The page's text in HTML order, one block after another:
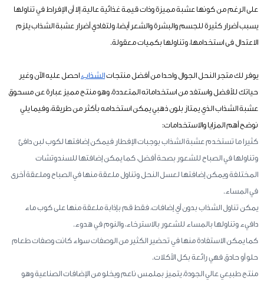
على الرغم من كونها عشبة مميزة وذات قيمة غذائية عالية، إلا أن الإفراط في تناولها
يسبب أضرار كثيرة للجسم والبشرة والشعر أيضا، ولتفادي أضرار عشبة الشذاب يلزم
الاعتدال فى استخدامها، وتناولها بكميات معقولة.
يوفر لك متجر النحل الجوال واحدا من أفضل منتجاتالشذاب،احصل عليه الآن وغير
حياتك للأفضل واستفد من استخداماته المتعددة، وهو منتج مميز عبارة عن مسحوق
عشبة الشذاب الذي يمتاز بلون ذهبي يمكن استخدامه بأكثر من طريقة، وفيما يلي
نوضح أهم المزايا والاستخدامات:
كثيرا ما تستخدم عشبة الشذاب بوجبات الإفطار فيمكن إضافتها لكوب لبن دافئ
وتناولها في الصباح للشعور بصحة أفضل، كما يمكن إضافتها للسندوتشات
المختلفة ويمكن إضافتها لعسل النحل وتناول ملعقة منها في الصباح وملعقة أخرى
في المساء.
يمكن تناول الشذاب بدون أي إضافات، فقط قم بإذابة ملعقة منها على كوب ماء
دافيء وتناولها بالمساء للشعور بالاسترخاء، والنوم في هدوء.
كما يمكن الاستفادة منها في تحضير الكثير من الوصفات سواء كانت وصفات طعام
حلو أو حادق فهي رائعة بكل الأكلات.
منتج طبيعي عالي الجودة، يتميز بملمس ناعم ويخلو من الإضافات الصناعية وهو